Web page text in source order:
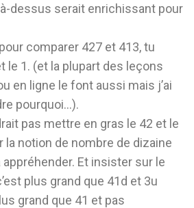
dessus serait enrichissant pour
comparer 427 et 413, tu
le 1. (et la plupart des leçons
en ligne le font aussi mais j’ai
pourquoi…).
pas mettre en gras le 42 et le
la notion de nombre de dizaine
Et insister sur le
plus grand que 41d et 3u
grand que 41 et pas